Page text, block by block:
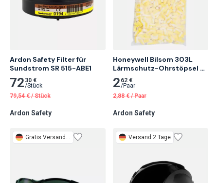
Ardon Safety Filter für
Sundstrom SR 515-ABE1
72 30 €
/Stück
79,54 € /Stück
Ardon Safety
Honeywell Bilsom 303L
Lärmschutz-Ohrstöpsel
50 Paare
2 62 €
/Paar
2,88 € /Paar
Ardon Safety
Gratis Versand 1 Woche Versand 2 Tage